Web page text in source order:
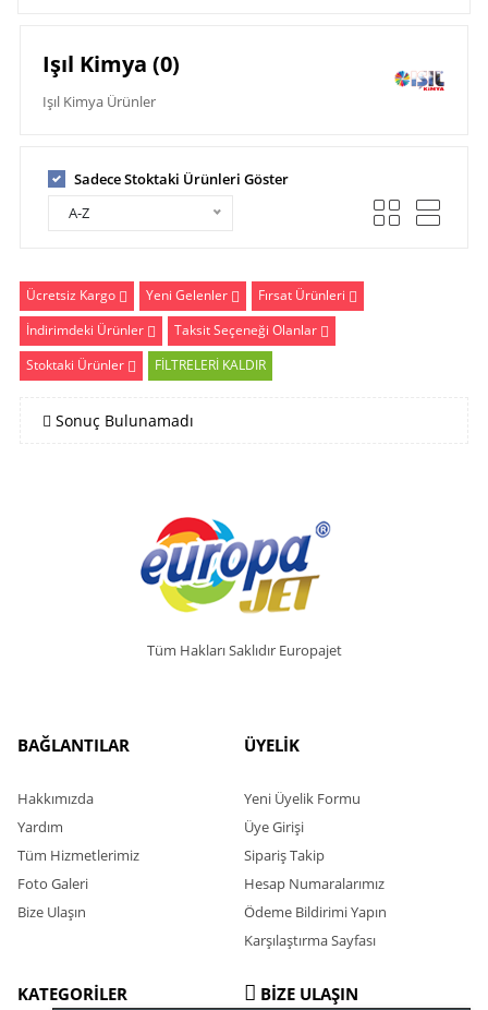
Işıl Kimya (0)
Işıl Kimya Ürünler
Sadece Stoktaki Ürünleri Göster
A-Z
Ücretsiz Kargo Yeni Gelenler
Fırsat Ürünleri
İndirimdeki Ürünler
Taksit Seçeneği Olanlar
Stoktaki Ürünler
FİLTRELERİ KALDIR
Sonuç Bulunamadı
Tüm Hakları Saklıdır Europajet
BAĞLANTILAR
Hakkımızda
Yardım
Tüm Hizmetlerimiz
Foto Galeri
Bize Ulaşın
ÜYELİK
Yeni Üyelik Formu
Üye Girişi
Sipariş Takip
Hesap Numaralarımız
Ödeme Bildirimi Yapın
Karşılaştırma Sayfası
KATEGORİLER BİZE ULAŞIN